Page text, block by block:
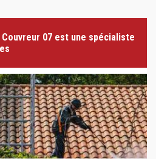
07 est une spécialiste